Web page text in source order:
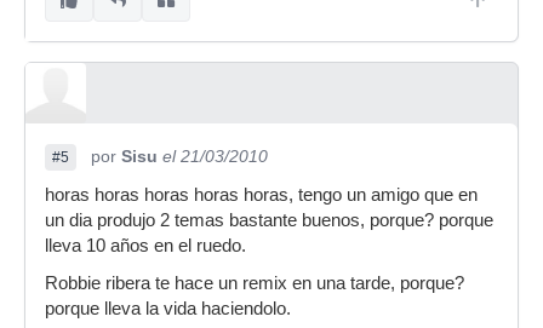
#5 por Sisu el 21/03/2010
horas horas horas horas horas, tengo un amigo que en
un dia produjo 2 temas bastante buenos, porque? porque
lleva 10 años en el ruedo.
Robbie ribera te hace un remix en una tarde, porque?
porque lleva la vida haciendolo.